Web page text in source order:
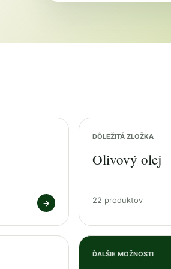
→
DÔLEŽITÁ ZLOŽKA
Olivový olej
22 produktov
ĎALŠIE MOŽNOSTI